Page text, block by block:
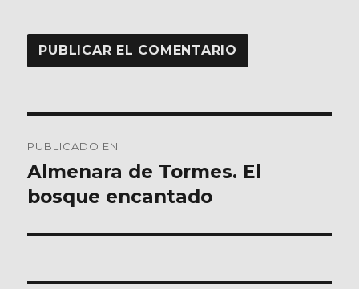
de
entradas
PUBLICADO EN
Almenara de Tormes. El
bosque encantado